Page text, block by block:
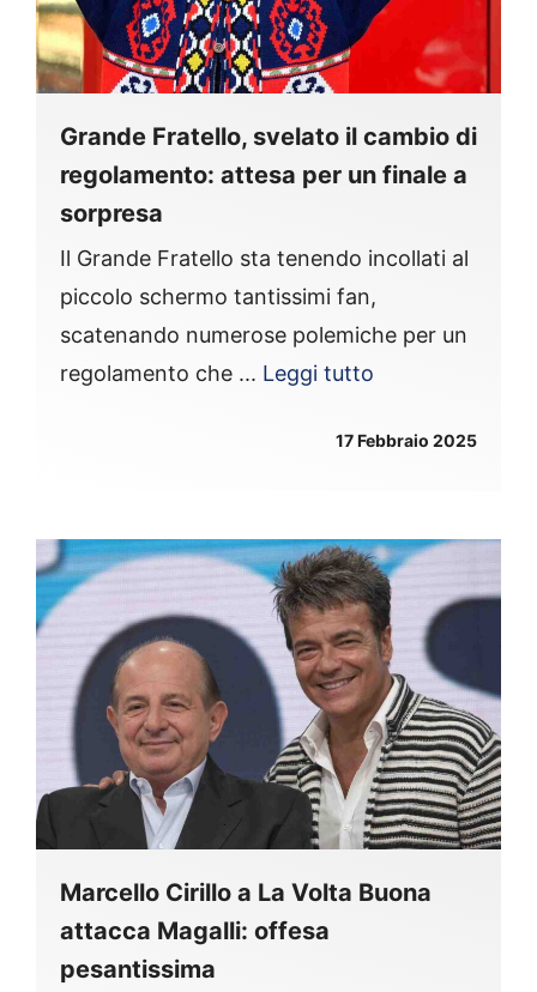
Grande Fratello, svelato il cambio di
regolamento: attesa per un finale a
sorpresa
Il Grande Fratello sta tenendo incollati al
piccolo schermo tantissimi fan,
scatenando numerose polemiche per un
regolamento che ... Leggi tutto
17 Febbraio 2025
Marcello Cirillo a La Volta Buona
attacca Magalli: offesa
pesantissima